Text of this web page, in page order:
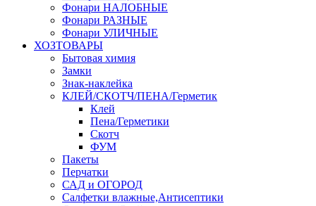
Фонари НАЛОБНЫЕ
Фонари РАЗНЫЕ
Фонари УЛИЧНЫЕ
ХОЗТОВАРЫ
Бытовая химия
Замки
Знак-наклейка
КЛЕЙ/СКОТЧ/ПЕНА/Герметик
Клей
Пена/Герметики
Скотч
ФУМ
Пакеты
Перчатки
САД и ОГОРОД
Салфетки влажные,Антисептики